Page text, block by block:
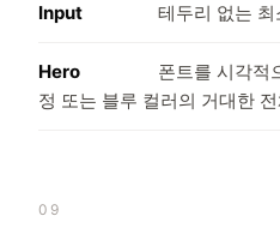
Input 테두리 없는
Hero
폰트를 시각적
정 또는 블루 컬러의 거대한
09